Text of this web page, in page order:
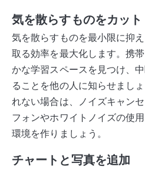
気を散らすものをカット
気を散らすものを最小限に抑
取る効率を最大化します。携
かな学習スペースを見つけ、
ることを他の人に知らせまし
れない場合は、ノイズキャン
フォンやホワイトノイズの使
環境を作りましょう。
チャートと写真を追加